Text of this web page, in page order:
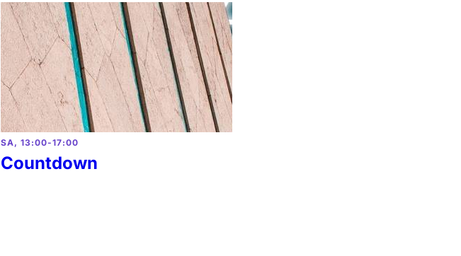
SA, 13:00-17:00
Countdown